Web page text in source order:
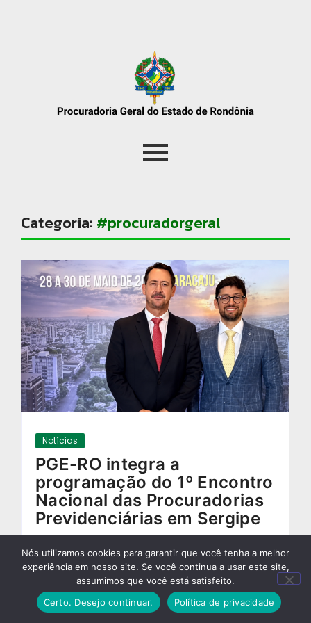
Categoria: #procuradorgeral
Notícias
PGE-RO integra a
programação do 1º Encontro
Nacional das Procuradorias
Previdenciárias em Sergipe
Nós utilizamos cookies para garantir que você tenha a melhor
experiência em nosso site. Se você continua a usar este site,
assumimos que você está satisfeito.
Certo. Desejo continuar.
Política de privacidade